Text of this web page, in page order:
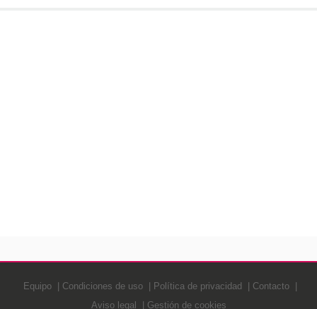
Equipo Condiciones de uso Política de privacidad
Contacto
Aviso legal
Gestión de cookies